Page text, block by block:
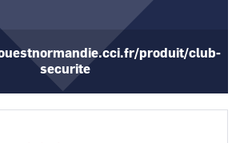
produit/club-
securite